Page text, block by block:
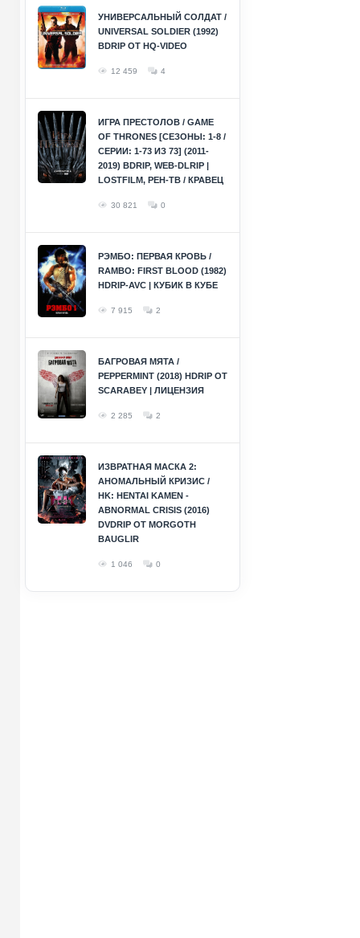
УНИВЕРСАЛЬНЫЙ СОЛДАТ /
UNIVERSAL SOLDIER (1992)
BDRIP ОТ HQ-VIDEO
12 459 4
ИГРА ПРЕСТОЛОВ / GAME
OF THRONES [СЕЗОНЫ: 1-8 /
СЕРИИ: 1-73 ИЗ 73] (2011-
2019) BDRIP, WEB-DLRIP |
LOSTFILM, РЕН-ТВ / КРАВЕЦ
30 821 0
РЭМБО: ПЕРВАЯ КРОВЬ /
RAMBO: FIRST BLOOD (1982)
HDRIP-AVC | КУБИК В КУБЕ
7 915 2
БАГРОВАЯ МЯТА /
PEPPERMINT (2018) HDRIP ОТ
SCARABEY | ЛИЦЕНЗИЯ
2 285 2
ИЗВРАТНАЯ МАСКА 2:
АНОМАЛЬНЫЙ КРИЗИС /
HK: HENTAI KAMEN -
ABNORMAL CRISIS (2016)
DVDRIP ОТ MORGOTH
BAUGLIR
1 046 0